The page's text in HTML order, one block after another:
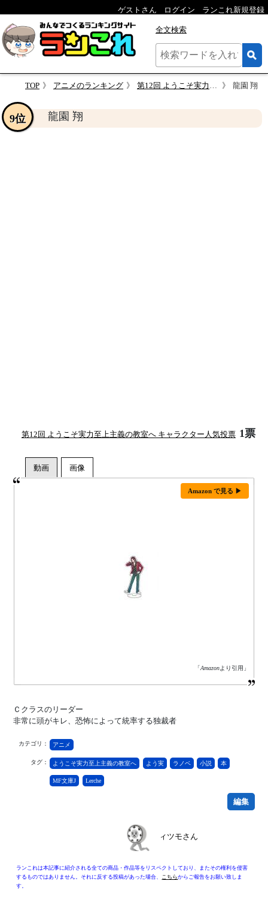
ゲストさん ログイン ランこれ新規登録
全文検索
TOP アニメのランキング 第12回 ようこそ実力至上主義の教室へ キャラクター人気投票 龍園 翔
龍園 翔
9位
第12回 ようこそ実力至上主義の教室へ キャラクター人気投票 1票
Amazon で見る ▶
「Amazonより引用」
Ｃクラスのリーダー
非常に頭がキレ、恐怖によって統率する独裁者
カテゴリ： アニメ
タグ： ようこそ実力至上主義の教室へ よう実 ラノベ 小説 本
MF文庫J Lerche
編集
ィツモさん
ランこれは本記事に紹介される全ての商品・作品等をリスペクトしており、またその権利を侵害
するものではありません。それに反する投稿があった場合、 こちらからご報告をお願い致しま
す。